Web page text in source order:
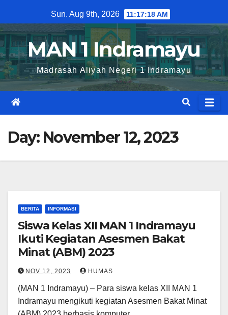
to
content
Sun. Aug 9th, 2026 11:17:18 AM
MAN 1 Indramayu
Madrasah Aliyah Negeri 1 Indramayu
Day: November 12, 2023
BERITA INFORMASI
Siswa Kelas XII MAN 1 Indramayu
Ikuti Kegiatan Asesmen Bakat
Minat (ABM) 2023
NOV 12, 2023 HUMAS
(MAN 1 Indramayu) – Para siswa kelas XII MAN 1
Indramayu mengikuti kegiatan Asesmen Bakat Minat